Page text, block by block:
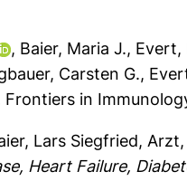
, Baier, Maria J., Evert,
Carsten G.,
Frontiers in
Lars Siegfried, Arzt,
Heart Failure,